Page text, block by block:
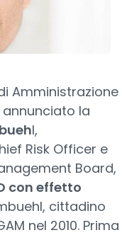
Amministrazione
annunciato la
l,
Risk Officer e
Board,
con effetto
cittadino
nel 2010. Prima